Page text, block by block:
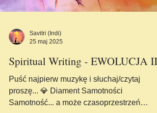
Savitri (Indi)
25 maj 2025